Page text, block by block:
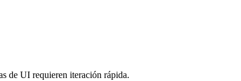
de UI requieren iteración rápida.